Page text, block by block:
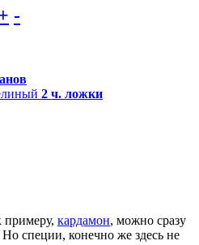
-
2 ч. ложки
примеру, кардамон, можно сразу
специи, конечно же здесь не